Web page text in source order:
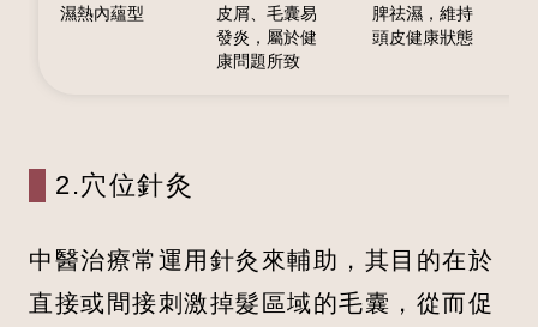
濕熱內蘊型
皮屑、毛囊易
發炎，屬於健
康問題所致
脾祛濕，維持
頭皮健康狀態
2.穴位針灸
中醫治療常運用針灸來輔助，其目的在於
直接或間接刺激掉髮區域的毛囊，從而促